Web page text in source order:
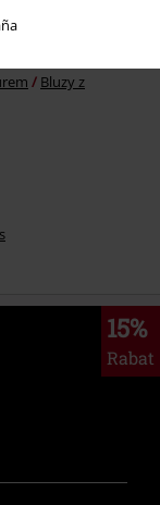
Bluzy z
15%
Rabat